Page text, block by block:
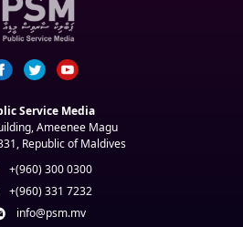
Service Media
Ameenee Magu
Republic of Maldives
+(960) 300 0300
+(960) 331 7232
info@psm.mv